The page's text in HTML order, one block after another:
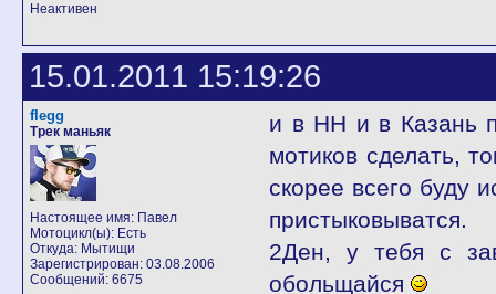
Неактивен
15.01.2011 15:19:26
flegg
Трек маньяк
Настоящее имя: Павел
Мотоцикл(ы): Есть
Откуда: Мытищи
Зарегистрирован: 03.08.2006
Сообщений: 6675
и в НН и в Казань
мотиков сделать,
скорее всего буду
пристыковыватся.
2Ден, у тебя с
обольщайся